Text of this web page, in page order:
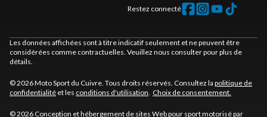
Restez connecté
Les données affichées sont à titre indicatif seulement et ne peuvent être
considérées comme contractuelles. Veuillez nous consulter pour plus de
détails.
© 2026 Moto Sport du Cuivre. Tous droits réservés. Consultez la politique de
confidentialité et les conditions d'utilisation. Choix de consentement.
© 2026 Conception et hébergement de sites Web pour sport motorisé par